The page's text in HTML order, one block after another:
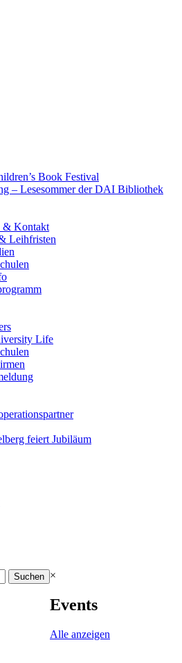
Book Festival
– Lesesommer der DAI Bibliothek
& Kontakt
Leihfristen
Life
feiert Jubiläum
×
Events
Alle anzeigen